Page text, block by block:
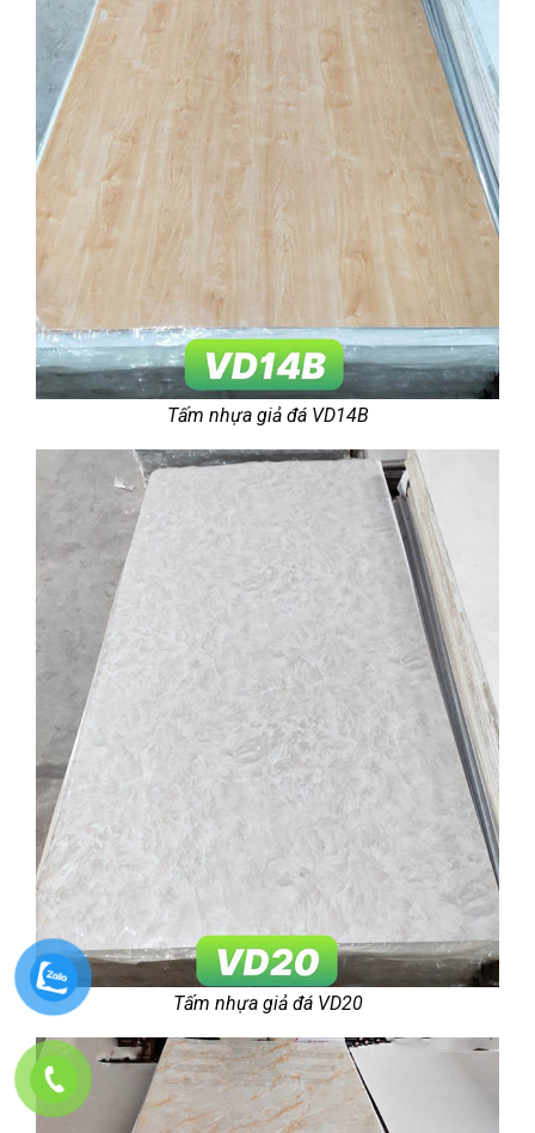
Tấm nhựa giả đá VD14B
Tấm nhựa giả đá VD20